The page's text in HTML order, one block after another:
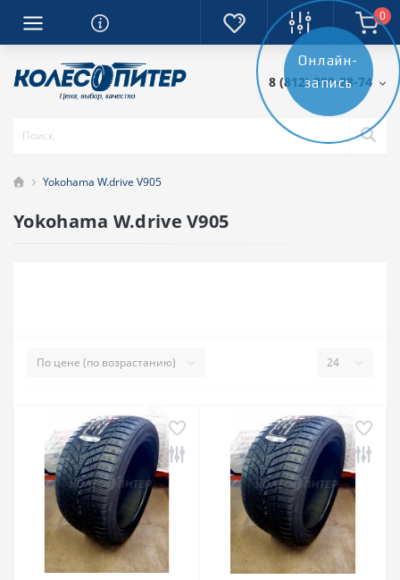
0
8 (812) 389-28-74
Yokohama W.drive V905
Yokohama W.drive V905
Онлайн-
запись